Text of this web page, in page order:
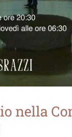
nella